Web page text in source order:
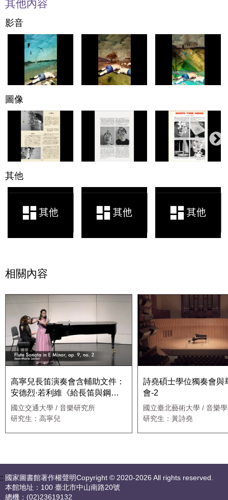
其他內容
影音
圖像
其他
相關內容
高寧兒長笛演奏會含輔助文件：
安德烈·若利維《給長笛與鋼琴
的奏鳴曲》之樂曲分析與演奏詮
釋-1
國立交通大學 / 音樂研究所
研究生：高寧兒
詩堯碩士學位獨奏會與
會-2
國立臺北藝術大學 / 音樂
職專班
研究生：黃詩堯
國家圖書館著作權聲明Copyright © 2020-2026 All rights reserved.
本館地址：100 臺北市中山南路20號
總機：(02)23619132